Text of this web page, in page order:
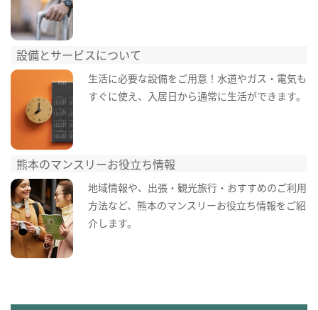
設備とサービスについて
生活に必要な設備をご用意！水道やガス・電気も
すぐに使え、入居日から通常に生活ができます。
熊本のマンスリーお役立ち情報
地域情報や、出張・観光旅行・おすすめのご利用
方法など、熊本のマンスリーお役立ち情報をご紹
介します。